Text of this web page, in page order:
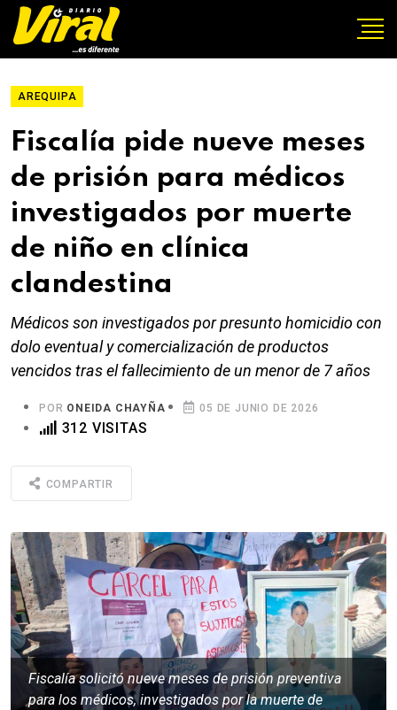
AREQUIPA
Fiscalía pide nueve meses
de prisión para médicos
investigados por muerte
de niño en clínica
clandestina
Médicos son investigados por presunto homicidio con
dolo eventual y comercialización de productos
vencidos tras el fallecimiento de un menor de 7 años
POR ONEIDA CHAYÑA 05 DE JUNIO DE 2026
312 VISITAS
COMPARTIR
Fiscalía solicitó nueve meses de prisión preventiva
para los médicos, investigados por la muerte de